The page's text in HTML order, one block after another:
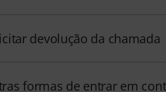
devolução da chamada
formas de entrar em